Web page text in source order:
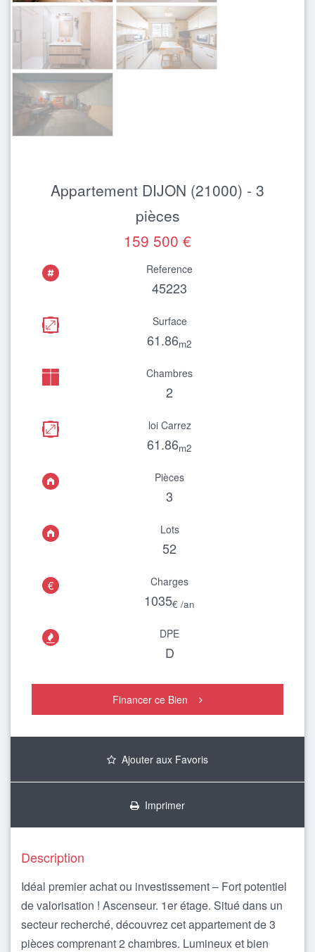
Appartement DIJON (21000) - 3
pièces
159 500 €
Reference
45223
Surface
61.86m2
Chambres
2
loi Carrez
61.86m2
Pièces
3
Lots
52
€ Charges
1035€ /an
 DPE
D
Financer ce Bien
Ajouter aux Favoris
Imprimer
Description
Idéal premier achat ou investissement – Fort potentiel
de valorisation ! Ascenseur. 1er étage. Situé dans un
secteur recherché, découvrez cet appartement de 3
pièces comprenant 2 chambres. Lumineux et bien